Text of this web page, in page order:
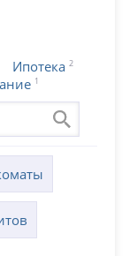
Ипотека 2
1